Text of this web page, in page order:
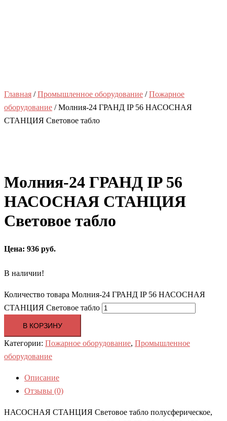
Главная /Промышленное оборудование /Пожарное
оборудование / Молния-24 ГРАНД IP 56 НАСОСНАЯ
СТАНЦИЯ Световое табло
Молния-24 ГРАНД IP 56
НАСОСНАЯ СТАНЦИЯ
Световое табло
Цена: 936 руб.
В наличии!
Количество товара Молния-24 ГРАНД IP 56 НАСОСНАЯ
СТАНЦИЯ Световое табло
В КОРЗИНУ
Категории: Пожарное оборудование, Промышленное
оборудование
Описание
Отзывы (0)
НАСОСНАЯ СТАНЦИЯ Световое табло полусферическое,